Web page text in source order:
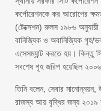
কর্পোরেশনকে কর আরোপের
(টেক্সেশন) রুলস ১৯৮৬
বানিজ্যিক ও অবানিজ্যিক গৃহ/
এসেসম্যান্ট করতে হয়। কিন্তু
সবশেষ গৃহ জরিপ হয়েছিল
তিনি বলেন, সেবার
রাজস্ব আয় বৃদ্ধির জন্য ২০১৯